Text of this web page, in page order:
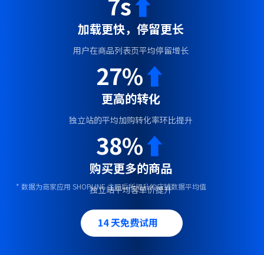
加载更快，停留更长
用户在商品列表页平均停留增长
27%⬆
更高的转化
独立站的平均加购转化率环比提升
38%⬆
购买更多的商品
独立站平均客单价提升
* 数据为商家应用 SHOPLINE 主题后所提升的店铺数据平均值
14 天免费试用
14 天免费试用